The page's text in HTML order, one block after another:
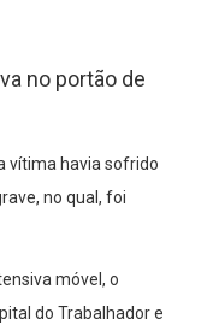
no portão de
vítima havia sofrido
no qual, foi
móvel, o
do Trabalhador e